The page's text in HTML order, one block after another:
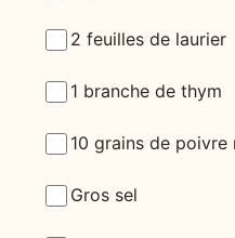
2 feuilles de laurier
1 branche de thym
10 grains de poivre
Gros sel